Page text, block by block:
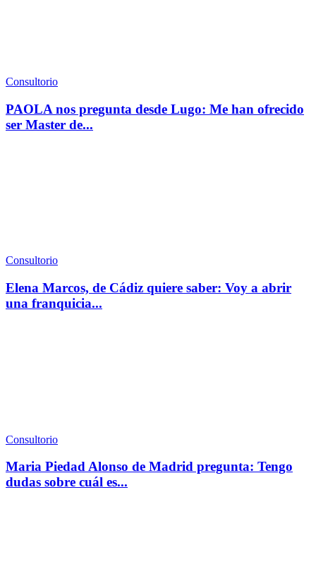
Consultorio
PAOLA nos pregunta desde Lugo: Me han ofrecido
ser Master de...
Consultorio
Elena Marcos, de Cádiz quiere saber: Voy a abrir
una franquicia...
Consultorio
Maria Piedad Alonso de Madrid pregunta: Tengo
dudas sobre cuál es...